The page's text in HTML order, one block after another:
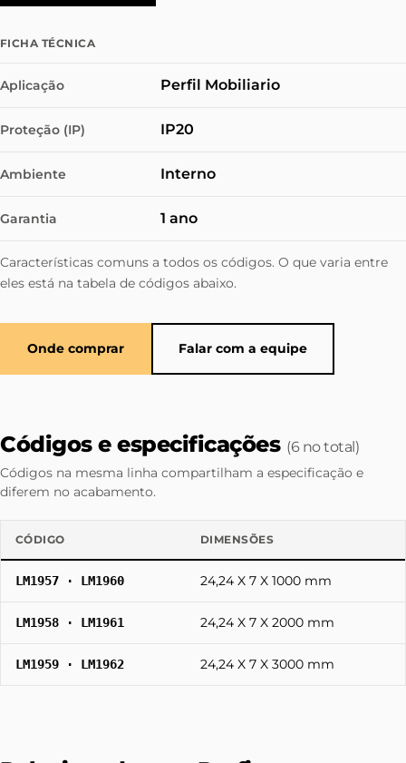
FICHA TÉCNICA
Aplicação Perfil Mobiliario
Proteção (IP) IP20
Ambiente Interno
Garantia 1 ano
Características comuns a todos os códigos. O que varia entre
eles está na tabela de códigos abaixo.
Onde comprar Falar com a equipe
Códigos e especificações (6 no total)
Códigos na mesma linha compartilham a especificação e
diferem no acabamento.
CÓDIGO DIMENSÕES
LM1957 · LM1960 24,24 X 7 X 1000 mm
LM1958 · LM1961 24,24 X 7 X 2000 mm
LM1959 · LM1962 24,24 X 7 X 3000 mm